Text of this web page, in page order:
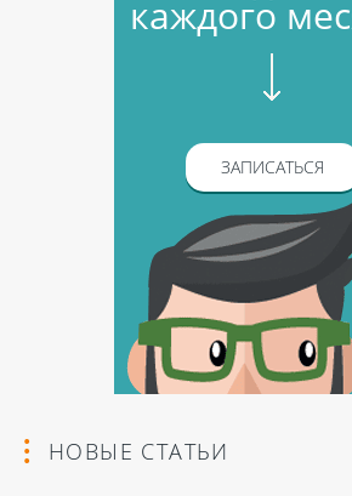
каждого
ЗАПИСАТЬСЯ
НОВЫЕ СТАТЬИ